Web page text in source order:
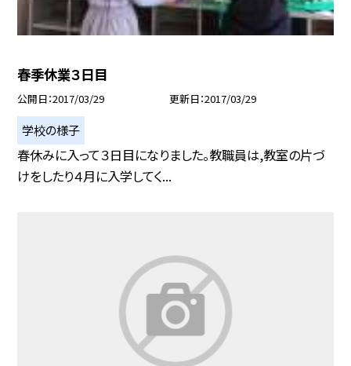
春季休業３日目
公開日 2017/03/29 更新日 2017/03/29
学校の様子
春休みに入って３日目になりました。教職員は,教室の片づ
けをしたり４月に入学してく...